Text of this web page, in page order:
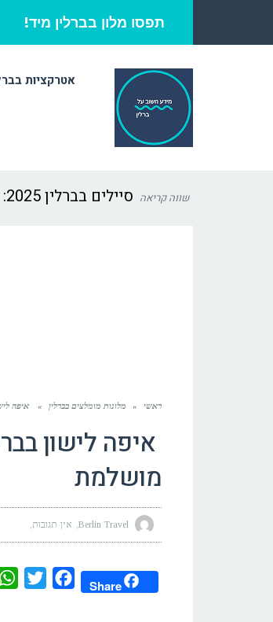
תפסו מלון בברלין מיד!
אטרקציות
שווה קריאה סיילים בברלין 2025: המדריך המושלם לשופינג חכם
ראשי » מלונות מומלצים בברלין » איפה
איפה לישון
מושלמת
אין תגובות
Share
Facebook